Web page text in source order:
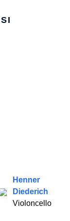
Henner
Diederich
Violoncello